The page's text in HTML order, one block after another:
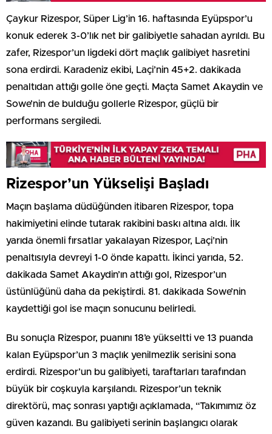
Çaykur Rizespor, Süper Lig’in 16. haftasında Eyüpspor’u
konuk ederek 3-0’lık net bir galibiyetle sahadan ayrıldı. Bu
zafer, Rizespor’un ligdeki dört maçlık galibiyet hasretini
sona erdirdi. Karadeniz ekibi, Laçi’nin 45+2. dakikada
penaltıdan attığı golle öne geçti. Maçta Samet Akaydin ve
Sowe’nin de bulduğu gollerle Rizespor, güçlü bir
performans sergiledi.
Rizespor’un Yükselişi Başladı
Maçın başlama düdüğünden itibaren Rizespor, topa
hakimiyetini elinde tutarak rakibini baskı altına aldı. İlk
yarıda önemli fırsatlar yakalayan Rizespor, Laçi’nin
penaltısıyla devreyi 1-0 önde kapattı. İkinci yarıda, 52.
dakikada Samet Akaydin’ın attığı gol, Rizespor’un
üstünlüğünü daha da pekiştirdi. 81. dakikada Sowe’nin
kaydettiği gol ise maçın sonucunu belirledi.
Bu sonuçla Rizespor, puanını 18’e yükseltti ve 13 puanda
kalan Eyüpspor’un 3 maçlık yenilmezlik serisini sona
erdirdi. Rizespor’un bu galibiyeti, taraftarları tarafından
büyük bir coşkuyla karşılandı. Rizespor’un teknik
direktörü, maç sonrası yaptığı açıklamada, “Takımımız öz
güven kazandı. Bu galibiyeti serinin başlangıcı olarak